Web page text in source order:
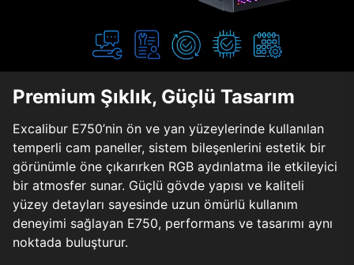
Premium Şıklık, Güçlü Tasarım
Excalibur E750’nin ön ve yan yüzeylerinde kullanılan
temperli cam paneller, sistem bileşenlerini estetik bir
görünümle öne çıkarırken RGB aydınlatma ile etkileyici
bir atmosfer sunar. Güçlü gövde yapısı ve kaliteli
yüzey detayları sayesinde uzun ömürlü kullanım
deneyimi sağlayan E750, performans ve tasarımı aynı
noktada buluşturur.